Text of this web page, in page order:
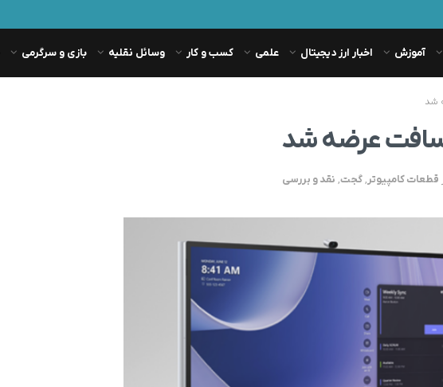
آموزش اخبار ارز دیجیتال علمی کسب و کار وسائل نقلیه بازی و سرگرمی
قطعات کامپیوتر,گجت, نقد و بررسی